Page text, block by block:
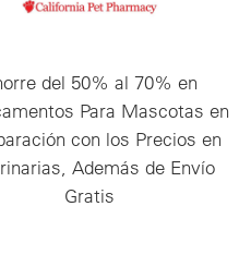
del 50% al 70% en
Para Mascotas en
con los Precios en
Además de Envío
Gratis